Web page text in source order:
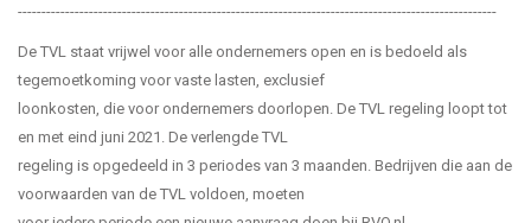
-----------------------------------------------------------------------------------------------------
De TVL staat vrijwel voor alle ondernemers open en is bedoeld als
tegemoetkoming voor vaste lasten, exclusief
loonkosten, die voor ondernemers doorlopen. De TVL regeling loopt tot
en met eind juni 2021. De verlengde TVL
regeling is opgedeeld in 3 periodes van 3 maanden. Bedrijven die aan de
voorwaarden van de TVL voldoen, moeten